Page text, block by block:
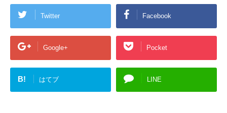
Twitter Facebook
Google+ Pocket
B! はてブ LINE